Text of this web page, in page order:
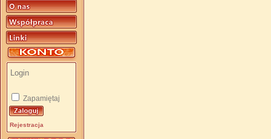
Zapamiętaj
Rejestracja